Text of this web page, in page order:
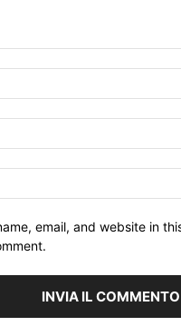
email, and website in